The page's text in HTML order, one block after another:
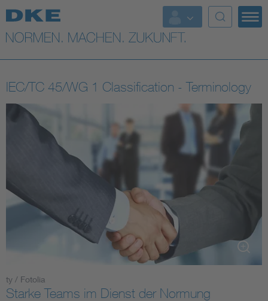
Top-Themen
VDE Fokusthemen
Digital Security
Energy
Living
IEC/TC 45/WG 1 Classification - Terminology
ty / Fotolia
Starke Teams im Dienst der Normung